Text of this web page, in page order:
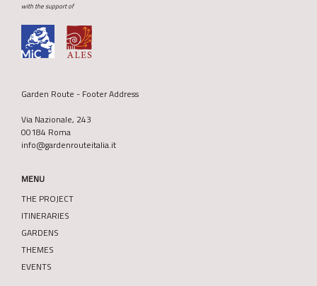
with the support of
Garden Route - Footer Address
Via Nazionale, 243
00184 Roma
info@gardenrouteitalia.it
MENU
THE PROJECT
ITINERARIES
GARDENS
THEMES
EVENTS